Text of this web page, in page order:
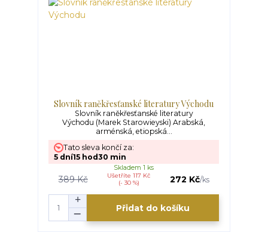
Slovník raněkřesťanské literatury Východu
Slovník raněkřesťanské literatury
Východu (Marek Starowieyski) Arabská,
arménská, etiopská...
389 Kč
Ušetříte 117 Kč
(- 30 %)
272 Kč/ks
Skladem 1 ks
Tato sleva končí za:
5 dní15 hod30 min
Přidat do košíku